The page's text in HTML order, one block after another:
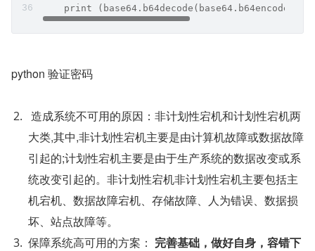
print
python 验证密码
造成系统不可用的原因：非计划性宕机和计划性宕机两
大类,其中,非计划性宕机主要是由计算机故障或数据故障
引起的;计划性宕机主要是由于生产系统的数据改变或系
统改变引起的。非计划性宕机非计划性宕机主要包括主
机宕机、数据故障宕机、存储故障、人为错误、数据损
坏、站点故障等。
保障系统高可用的方案： 完善基础，做好自身，容错下